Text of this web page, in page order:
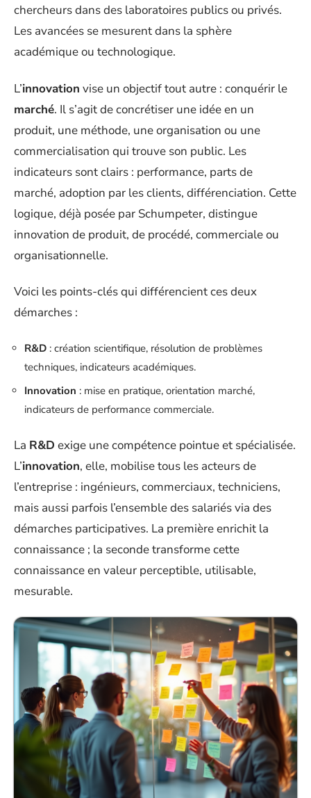
chercheurs dans des laboratoires publics ou privés.
Les avancées se mesurent dans la sphère
académique ou technologique.
L’innovation vise un objectif tout autre : conquérir le
marché. Il s’agit de concrétiser une idée en un
produit, une méthode, une organisation ou une
commercialisation qui trouve son public. Les
indicateurs sont clairs : performance, parts de
marché, adoption par les clients, différenciation. Cette
logique, déjà posée par Schumpeter, distingue
innovation de produit, de procédé, commerciale ou
organisationnelle.
Voici les points-clés qui différencient ces deux
démarches :
R&D : création scientifique, résolution de problèmes
techniques, indicateurs académiques.
Innovation : mise en pratique, orientation marché,
indicateurs de performance commerciale.
La R&D exige une compétence pointue et spécialisée.
L’innovation, elle, mobilise tous les acteurs de
l’entreprise : ingénieurs, commerciaux, techniciens,
mais aussi parfois l’ensemble des salariés via des
démarches participatives. La première enrichit la
connaissance ; la seconde transforme cette
connaissance en valeur perceptible, utilisable,
mesurable.